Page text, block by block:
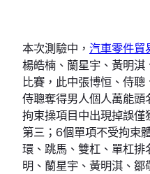
本次測驗中， 汽車零件貿
楊皓楠、蘭星宇、黃明
比賽，此中張博恒、侍
侍聰奪得男人個人萬能頭
拘束操項目中出現掉誤
第三；6個單項不受拘束
環、跳馬、雙杠、單杠
明、蘭星宇、黃明淇、鄒